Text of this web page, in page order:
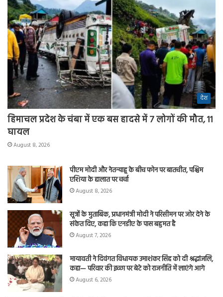
देश
हिमाचल प्रदेश के चंबा में एक बस हादसे में 7 लोगों की मौत, 11
घायल
August 8, 2026
पीएम मोदी और नेतन्याहू के बीच फोन पर बातचीत, पश्चिम
एशिया के हालात पर चर्चा
August 8, 2026
सूत्रों के मुताबिक, प्रधानमंत्री मोदी ने परिसीमन पर जोर देने के
संकेत दिए, कहा कि एनडीए के पास बहुमत है
August 7, 2026
मायावती ने दिवंगत विधायक उमाशंकर सिंह को दी श्रद्धांजलि,
कहा— परिवार की इच्छा पर बेटे को राजनीति में लाएंगे आगे
August 6, 2026